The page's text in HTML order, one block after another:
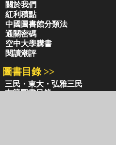
關於我們
紅利積點
中國圖書館分類法
通關密碼
空中大學購書
閱讀潮評
圖書目錄 >>
三民・東大・弘雅三民
古籍圖書目錄